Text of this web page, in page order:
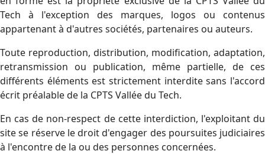
Tech à l'exception des marques, logos ou contenus
appartenant à d'autres sociétés, partenaires ou auteurs.
Toute reproduction, distribution, modification, adaptation,
retransmission ou publication, même partielle, de ces
différents éléments est strictement interdite sans l'accord
écrit préalable de la CPTS Vallée du Tech.
En cas de non-respect de cette interdiction, l'exploitant du
site se réserve le droit d'engager des poursuites judiciaires
à l'encontre de la ou des personnes concernées.